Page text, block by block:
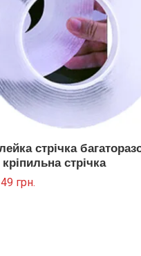
стрічка
стрічка
грн.